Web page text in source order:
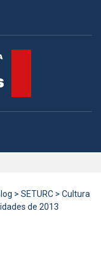
> SETURC > Cultura
de 2013